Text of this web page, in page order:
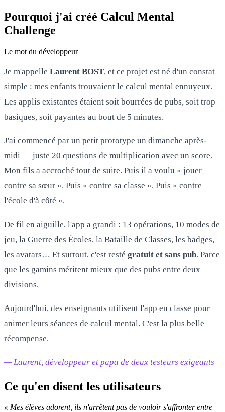
Pourquoi j'ai créé Calcul Mental
Challenge
Le mot du développeur
Je m'appelle Laurent BOST, et ce projet est né d'un constat
simple : mes enfants trouvaient le calcul mental ennuyeux.
Les applis existantes étaient soit bourrées de pubs, soit trop
basiques, soit payantes au bout de 5 minutes.
J'ai commencé par un petit prototype un dimanche après-
midi — juste 20 questions de multiplication avec un score.
Mon fils a accroché tout de suite. Puis il a voulu « jouer
contre sa sœur ». Puis « contre sa classe ». Puis « contre
l'école d'à côté ».
De fil en aiguille, l'app a grandi : 13 opérations, 10 modes de
jeu, la Guerre des Écoles, la Bataille de Classes, les badges,
les avatars… Et surtout, c'est resté gratuit et sans pub. Parce
que les gamins méritent mieux que des pubs entre deux
divisions.
Aujourd'hui, des enseignants utilisent l'app en classe pour
animer leurs séances de calcul mental. C'est la plus belle
récompense.
— Laurent, développeur et papa de deux testeurs exigeants
Ce qu'en disent les utilisateurs
« Mes élèves adorent, ils n'arrêtent pas de vouloir s'affronter entre